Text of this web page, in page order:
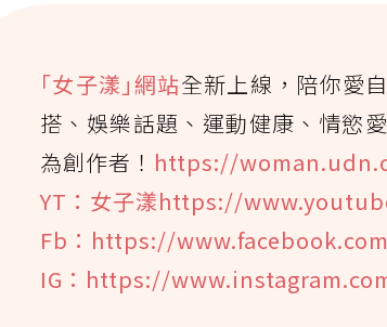
｢女子漾｣網站全新上線，陪你愛
搭、娛樂話題、運動健康、情慾
為創作者！ https://
YT：女子漾https://
Fb：https://
IG：https://